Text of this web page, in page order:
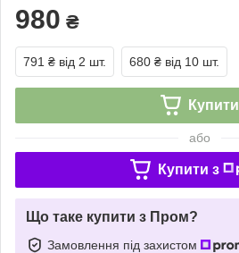
980 ₴
791 ₴ від 2 шт. 680 ₴ від 10 шт.
Купити
або
Купити з
Що таке купити з Пром?
Замовлення під захистом